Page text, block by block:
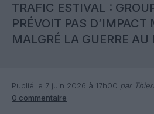
TRAFIC ESTIVAL :
PRÉVOIT PAS D’IMPACT
MALGRÉ LA GUERRE
Publié le 7 juin 2026 à 17h00 par
0 commentaire